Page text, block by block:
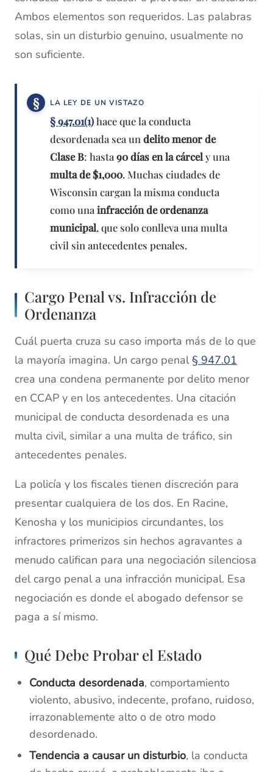
Ambos elementos son requeridos. Las palabras
solas, sin un disturbio genuino, usualmente no
son suficiente.
LA LEY DE UN VISTAZO
§ 947.01(1)hace que la conducta
desordenada sea undelito menor de
Clase B: hasta90 días en la cárcely una
multa de $1,000. Muchas ciudades de
Wisconsin cargan la misma conducta
como unainfracción de ordenanza
municipal, que solo conlleva una multa
civil sin antecedentes penales.
Cargo Penal vs. Infracción de
Ordenanza
Cuál puerta cruza su caso importa más de lo que
la mayoría imagina. Un cargo penal§ 947.01
crea una condena permanente por delito menor
en CCAP y en los antecedentes. Una citación
municipal de conducta desordenada es una
multa civil, similar a una multa de tráfico, sin
antecedentes penales.
La policía y los fiscales tienen discreción para
presentar cualquiera de los dos. En Racine,
Kenosha y los municipios circundantes, los
infractores primerizos sin hechos agravantes a
menudo califican para una negociación silenciosa
del cargo penal a una infracción municipal. Esa
negociación es donde el abogado defensor se
paga a sí mismo.
Qué Debe Probar el Estado
Conducta desordenada, comportamiento
violento, abusivo, indecente, profano, ruidoso,
irrazonablemente alto o de otro modo
desordenado.
Tendencia a causar un disturbio, la conducta